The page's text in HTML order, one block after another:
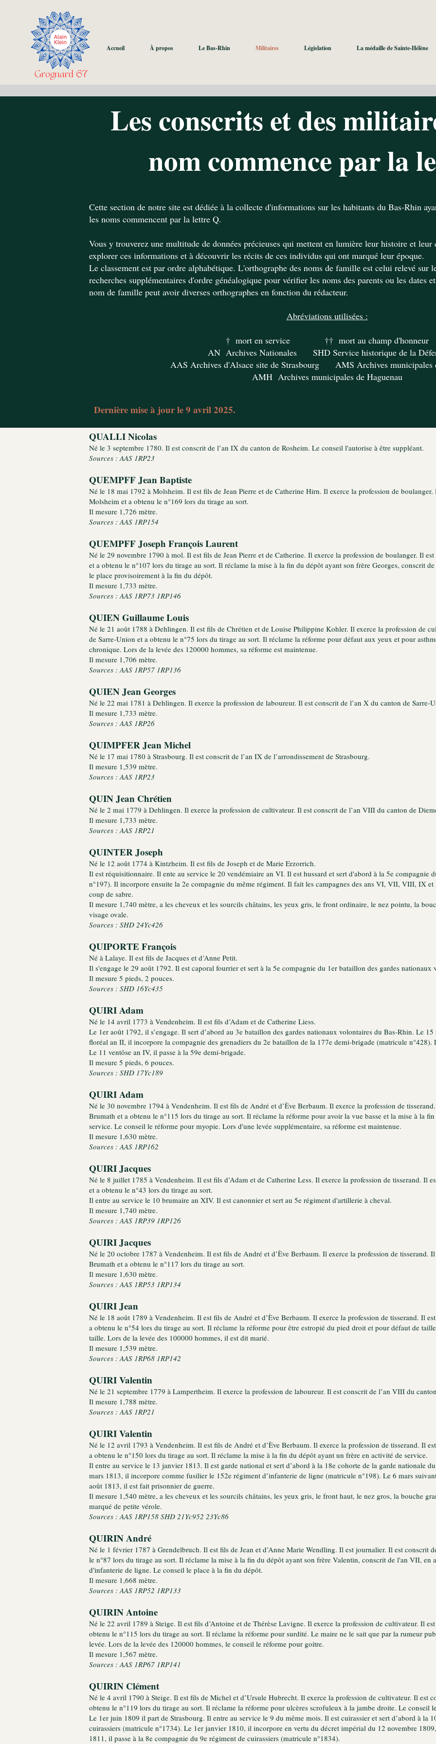
Accueil À propos Le Bas-Rhin Militaires Législation La médaille de Sainte-Hélène
Les conscrits et des
nom commence par la
Cette section de notre site est dédiée à la collecte d'informations sur les habitants du Bas-Rhin
les noms commencent par la lettre Q.
Vous y trouverez une multitude de données précieuses qui mettent en lumière leur histoire et
explorer ces informations et à découvrir les récits de ces individus qui ont marqué leur époque.
Le classement est par ordre alphabétique. L'orthographe des noms de famille est celui relevé sur
recherches supplémentaires d'ordre généalogique pour vérifier les noms des parents ou les dates
nom de famille peut avoir diverses orthographes en fonction du rédacteur.
Abréviations utilisées :
† mort en service †† mort au champ d'honneur
AN Archives Nationales SHD Service historique de la
AAS Archives d'Alsace site de Strasbourg AMS Archives municipales
AMH Archives municipales de Haguenau
Dernière mise à jour le 9 avril 2025.
QUALLI Nicolas
Né le 3 septembre 1780. Il est conscrit de l’an IX du canton de Rosheim. Le conseil l'autorise à être suppléant.
Sources : AAS 1RP23
QUEMPFF Jean Baptiste
Né le 18 mai 1792 à Molsheim. Il est fils de Jean Pierre et de Catherine Hirn. Il exerce la profession de
Molsheim et a obtenu le n°169 lors du tirage au sort.
Il mesure 1,726 mètre.
Sources : AAS 1RP154
QUEMPFF Joseph François Laurent
Né le 29 novembre 1790 à mol. Il est fils de Jean Pierre et de Catherine. Il exerce la profession de boulanger. Il
et a obtenu le n°107 lors du tirage au sort. Il réclame la mise à la fin du dépôt ayant son frère Georges, conscrit
le place provisoirement à la fin du dépôt.
Il mesure 1,733 mètre.
Sources : AAS 1RP73 1RP146
QUIEN Guillaume Louis
Né le 21 août 1788 à Dehlingen. Il est fils de Chrétien et de Louise Philippine Kohler. Il exerce la profession de
de Sarre-Union et a obtenu le n°75 lors du tirage au sort. Il réclame la réforme pour défaut aux yeux et pour
chronique. Lors de la levée des 120000 hommes, sa réforme est maintenue.
Il mesure 1,706 mètre.
Sources : AAS 1RP57 1RP136
QUIEN Jean Georges
Né le 22 mai 1781 à Dehlingen. Il exerce la profession de laboureur. Il est conscrit de l’an X du canton de Sarre-
Il mesure 1,733 mètre.
Sources : AAS 1RP26
QUIMPFER Jean Michel
Né le 17 mai 1780 à Strasbourg. Il est conscrit de l’an IX de l’arrondissement de Strasbourg.
Il mesure 1,539 mètre.
Sources : AAS 1RP23
QUIN Jean Chrétien
Né le 2 mai 1779 à Dehlingen. Il exerce la profession de cultivateur. Il est conscrit de l’an VIII du canton de
Il mesure 1,733 mètre.
Sources : AAS 1RP21
QUINTER Joseph
Né le 12 août 1774 à Kintzheim. Il est fils de Joseph et de Marie Erzorrich.
Il est réquisitionnaire. Il ente au service le 20 vendémiaire an VI. Il est hussard et sert d'abord à la 5e compagnie
n°197). Il incorpore ensuite la 2e compagnie du même régiment. Il fait les campagnes des ans VI, VII, VIII, IX
coup de sabre.
Il mesure 1,740 mètre, a les cheveux et les sourcils châtains, les yeux gris, le front ordinaire, le nez pointu, la
visage ovale.
Sources : SHD 24Yc426
QUIPORTE François
Né à Lalaye. Il est fils de Jacques et d’Anne Petit.
Il s'engage le 29 août 1792. Il est caporal fourrier et sert à la 5e compagnie du 1er bataillon des gardes nationaux
Il mesure 5 pieds, 2 pouces.
Sources : SHD 16Yc435
QUIRI Adam
Né le 14 avril 1773 à Vendenheim. Il est fils d’Adam et de Catherine Liess.
Le 1er août 1792, il s’engage. Il sert d’abord au 3e bataillon des gardes nationaux volontaires du Bas-Rhin. Le
floréal an II, il incorpore la compagnie des grenadiers du 2e bataillon de la 177e demi-brigade (matricule
Le 11 ventôse an IV, il passe à la 59e demi-brigade.
Il mesure 5 pieds, 6 pouces.
Sources : SHD 17Yc189
QUIRI Adam
Né le 30 novembre 1794 à Vendenheim. Il est fils de André et d’Ève Berbaum. Il exerce la profession de
Brumath et a obtenu le n°115 lors du tirage au sort. Il réclame la réforme pour avoir la vue basse et la mise à la
service. Le conseil le réforme pour myopie. Lors d'une levée supplémentaire, sa réforme est maintenue.
Il mesure 1,630 mètre.
Sources : AAS 1RP162
QUIRI Jacques
Né le 8 juillet 1785 à Vendenheim. Il est fils d’Adam et de Catherine Less. Il exerce la profession de tisserand. Il
et a obtenu le n°43 lors du tirage au sort.
Il entre au service le 10 brumaire an XIV. Il est canonnier et sert au 5e régiment d'artillerie à cheval.
Il mesure 1,740 mètre.
Sources : AAS 1RP39 1RP126
QUIRI Jacques
Né le 20 octobre 1787 à Vendenheim. Il est fils de André et d’Ève Berbaum. Il exerce la profession de tisserand.
Brumath et a obtenu le n°117 lors du tirage au sort.
Il mesure 1,630 mètre.
Sources : AAS 1RP53 1RP134
QUIRI Jean
Né le 18 août 1789 à Vendenheim. Il est fils de André et d’Ève Berbaum. Il exerce la profession de tisserand. Il
a obtenu le n°54 lors du tirage au sort. Il réclame la réforme pour être estropié du pied droit et pour défaut de
taille. Lors de la levée des 100000 hommes, il est dit marié.
Il mesure 1,539 mètre.
Sources : AAS 1RP68 1RP142
QUIRI Valentin
Né le 21 septembre 1779 à Lampertheim. Il exerce la profession de laboureur. Il est conscrit de l’an VIII du
Il mesure 1,788 mètre.
Sources : AAS 1RP21
QUIRI Valentin
Né le 12 avril 1793 à Vendenheim. Il est fils de André et d’Ève Berbaum. Il exerce la profession de tisserand. Il
a obtenu le n°150 lors du tirage au sort. Il réclame la mise à la fin du dépôt ayant un frère en activité de service.
Il entre au service le 13 janvier 1813. Il est garde national et sert d’abord à la 18e cohorte de la garde nationale
mars 1813, il incorpore comme fusilier le 152e régiment d’infanterie de ligne (matricule n°198). Le 6 mars
août 1813, il est fait prisonnier de guerre.
Il mesure 1,540 mètre, a les cheveux et les sourcils châtains, les yeux gris, le front haut, le nez gros, la bouche
marqué de petite vérole.
Sources : AAS 1RP158 SHD 21Yc952 23Yc86
QUIRIN André
Né le 1 février 1787 à Grendelbruch. Il est fils de Jean et d’Anne Marie Wendling. Il est journalier. Il est conscrit
le n°87 lors du tirage au sort. Il réclame la mise à la fin du dépôt ayant son frère Valentin, conscrit de l'an VII, en
d'infanterie de ligne. Le conseil le place à la fin du dépôt.
Il mesure 1,668 mètre.
Sources : AAS 1RP52 1RP133
QUIRIN Antoine
Né le 22 avril 1789 à Steige. Il est fils d’Antoine et de Thérèse Lavigne. Il exerce la profession de cultivateur. Il
obtenu le n°115 lors du tirage au sort. Il réclame la réforme pour surdité. Le maire ne le sait que par la rumeur
levée. Lors de la levée des 120000 hommes, le conseil le réforme pour goitre.
Il mesure 1,567 mètre.
Sources : AAS 1RP67 1RP141
QUIRIN Clément
Né le 4 avril 1790 à Steige. Il est fils de Michel et d’Ursule Hubrecht. Il exerce la profession de cultivateur. Il est
obtenu le n°119 lors du tirage au sort. Il réclame la réforme pour ulcères scrofuleux à la jambe droite. Le conseil
Le 1er juin 1809 il part de Strasbourg. Il entre au service le 9 du même mois. Il est cuirassier et sert d’abord à la
cuirassiers (matricule n°1734). Le 1er janvier 1810, il incorpore en vertu du décret impérial du 12 novembre
1811, il passe à la 8e compagnie du 9e régiment de cuirassiers (matricule n°1834).